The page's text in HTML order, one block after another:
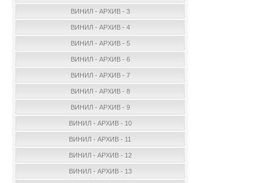
ВИНИЛ - АРХИВ - 3
ВИНИЛ - АРХИВ - 4
ВИНИЛ - АРХИВ - 5
ВИНИЛ - АРХИВ - 6
ВИНИЛ - АРХИВ - 7
ВИНИЛ - АРХИВ - 8
ВИНИЛ - АРХИВ - 9
ВИНИЛ - АРХИВ - 10
ВИНИЛ - АРХИВ - 11
ВИНИЛ - АРХИВ - 12
ВИНИЛ - АРХИВ - 13